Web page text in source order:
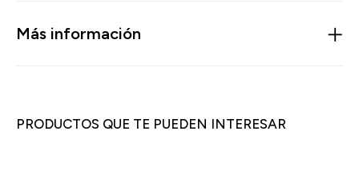
Más información
PRODUCTOS QUE TE PUEDEN INTERESAR